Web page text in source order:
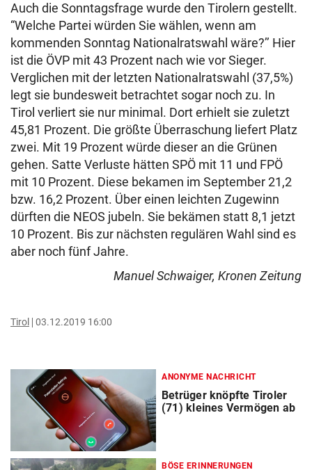
Auch die Sonntagsfrage wurde den Tirolern gestellt.
“Welche Partei würden Sie wählen, wenn am
kommenden Sonntag Nationalratswahl wäre?’’ Hier
ist die ÖVP mit 43 Prozent nach wie vor Sieger.
Verglichen mit der letzten Nationalratswahl (37,5%)
legt sie bundesweit betrachtet sogar noch zu. In
Tirol verliert sie nur minimal. Dort erhielt sie zuletzt
45,81 Prozent. Die größte Überraschung liefert Platz
zwei. Mit 19 Prozent würde dieser an die Grünen
gehen. Satte Verluste hätten SPÖ mit 11 und FPÖ
mit 10 Prozent. Diese bekamen im September 21,2
bzw. 16,2 Prozent. Über einen leichten Zugewinn
dürften die NEOS jubeln. Sie bekämen statt 8,1 jetzt
10 Prozent. Bis zur nächsten regulären Wahl sind es
aber noch fünf Jahre.
Manuel Schwaiger, Kronen Zeitung
Tirol 03.12.2019 16:00
ANONYME NACHRICHT
Betrüger knöpfte Tiroler
(71) kleines Vermögen ab
BÖSE ERINNERUNGEN